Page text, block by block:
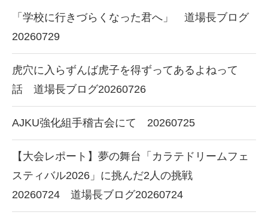
「学校に行きづらくなった君へ」 道場長ブログ
20260729
虎穴に入らずんば虎子を得ずってあるよねって
話 道場長ブログ20260726
AJKU強化組手稽古会にて 20260725
【大会レポート】夢の舞台「カラテドリームフェ
スティバル2026」に挑んだ2人の挑戦
20260724 道場長ブログ20260724